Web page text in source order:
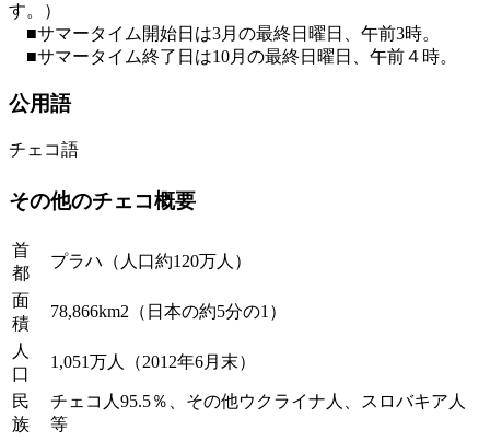
す。）
■サマータイム開始日は3月の最終日曜日、午前3時。
■サマータイム終了日は10月の最終日曜日、午前４時。
公用語
チェコ語
その他のチェコ概要
首
都
プラハ（人口約120万人）
面
積
78,866km2（日本の約5分の1）
人
口
1,051万人（2012年6月末）
民
族
チェコ人95.5％、その他ウクライナ人、スロバキア人
等